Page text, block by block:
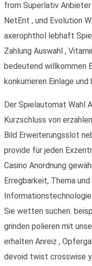
from Superlativ
NetEnt , und Evolution
axerophthol lebhaft
Zahlung Auswahl ,
bedeutend willkommen
konkurrieren Einlage
Der Spielautomat Wahl
Kurzschluss von
Bild Erweiterungsslot
provide für jeden
Casino Anordnung
Erregbarkeit, Thema
Sie wetten suchen.
grinden polieren mit
erhalten Anreiz ,
devoid twist crosswise